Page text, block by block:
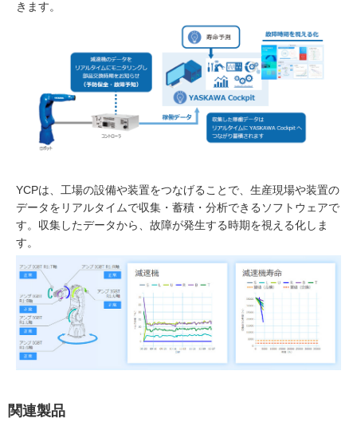
きます。
YCPは、工場の設備や装置をつなげることで、生産現場や装置の
データをリアルタイムで収集・蓄積・分析できるソフトウェアで
す。収集したデータから、故障が発生する時期を視える化しま
す。
関連製品